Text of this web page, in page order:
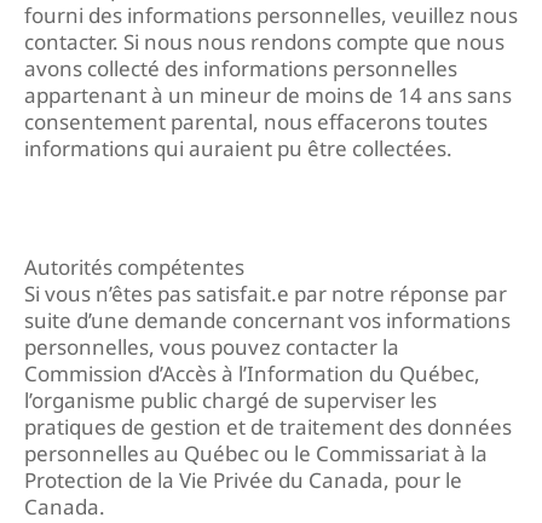
fourni des informations personnelles, veuillez nous
contacter. Si nous nous rendons compte que nous
avons collecté des informations personnelles
appartenant à un mineur de moins de 14 ans sans
consentement parental, nous effacerons toutes
informations qui auraient pu être collectées.
Autorités compétentes
Si vous n’êtes pas satisfait.e par notre réponse par
suite d’une demande concernant vos informations
personnelles, vous pouvez contacter la
Commission d’Accès à l’Information du Québec,
l’organisme public chargé de superviser les
pratiques de gestion et de traitement des données
personnelles au Québec ou le Commissariat à la
Protection de la Vie Privée du Canada, pour le
Canada.